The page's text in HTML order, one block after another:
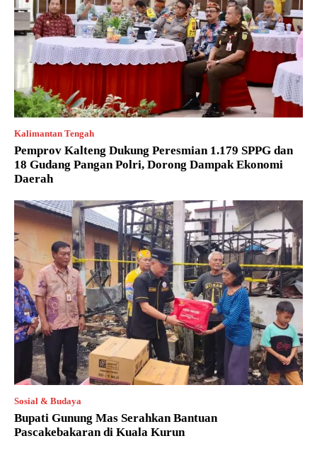
Kalimantan Tengah
Pemprov Kalteng Dukung Peresmian 1.179 SPPG dan
18 Gudang Pangan Polri, Dorong Dampak Ekonomi
Daerah
Sosial & Budaya
Bupati Gunung Mas Serahkan Bantuan
Pascakebakaran di Kuala Kurun